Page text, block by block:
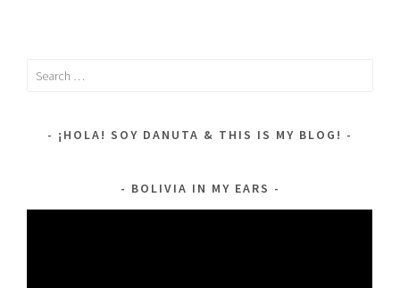
Search
¡HOLA! SOY DANUTA & THIS IS MY BLOG!
BOLIVIA IN MY EARS